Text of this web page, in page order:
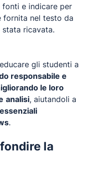
e indicare per
fornita nel testo da
ricavata.
gli studenti a
responsabile e
le loro
analisi, aiutandoli a
.
la